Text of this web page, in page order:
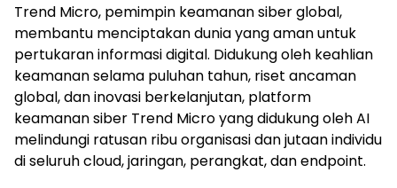
Trend Micro, pemimpin keamanan siber global,
membantu menciptakan dunia yang aman untuk
pertukaran informasi digital. Didukung oleh keahlian
keamanan selama puluhan tahun, riset ancaman
global, dan inovasi berkelanjutan, platform
keamanan siber Trend Micro yang didukung oleh AI
melindungi ratusan ribu organisasi dan jutaan individu
di seluruh cloud, jaringan, perangkat, dan endpoint.